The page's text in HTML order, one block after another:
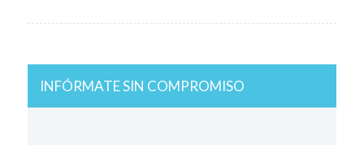
INFÓRMATE SIN COMPROMISO